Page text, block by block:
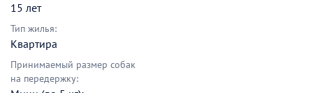
15 лет
Тип жилья:
Квартира
Принимаемый размер собак
на передержку: